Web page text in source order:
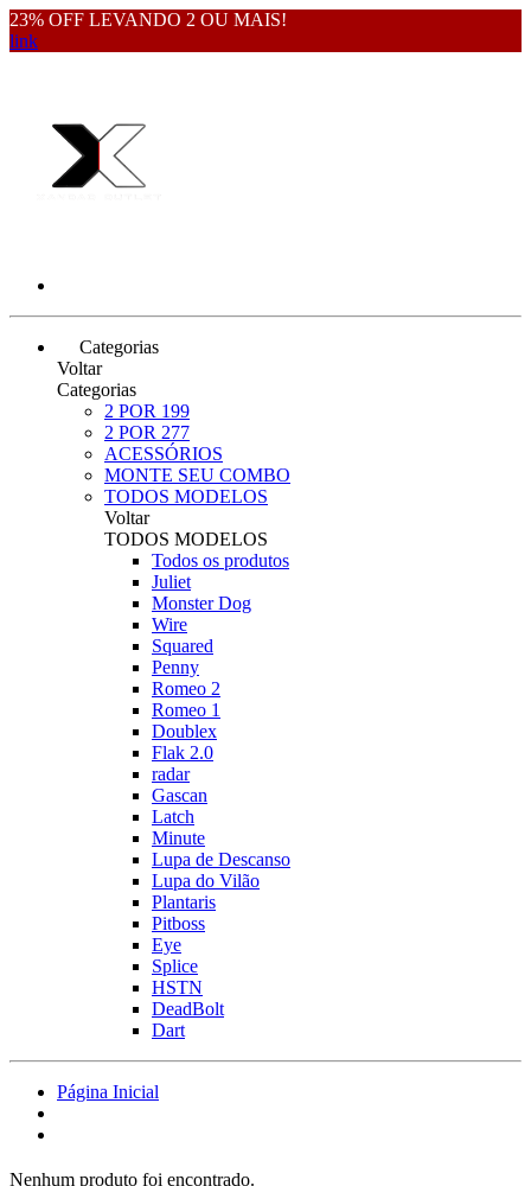
23% OFF LEVANDO 2 OU MAIS!
link
Categorias
Voltar
Categorias
2 POR 199
2 POR 277
ACESSÓRIOS
MONTE SEU COMBO
TODOS MODELOS
Voltar
TODOS MODELOS
Todos os produtos
Juliet
Monster Dog
Wire
Squared
Penny
Romeo 2
Romeo 1
Doublex
Flak 2.0
radar
Gascan
Latch
Minute
Lupa de Descanso
Lupa do Vilão
Plantaris
Pitboss
Eye
Splice
HSTN
DeadBolt
Dart
Página Inicial
Nenhum produto foi encontrado.